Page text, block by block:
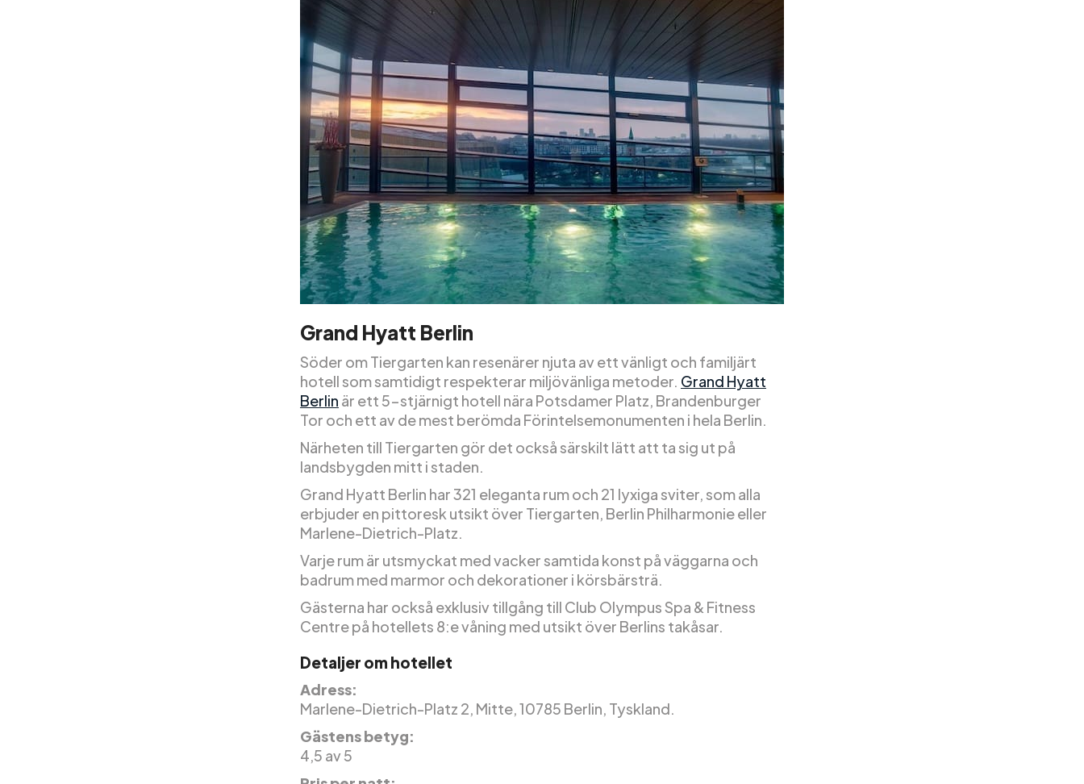
Grand Hyatt Berlin
Söder om Tiergarten kan resenärer njuta av ett vänligt och familjärt
hotell som samtidigt respekterar miljövänliga metoder. Grand Hyatt
Berlin är ett 5-stjärnigt hotell nära Potsdamer Platz, Brandenburger
Tor och ett av de mest berömda Förintelsemonumenten i hela Berlin.
Närheten till Tiergarten gör det också särskilt lätt att ta sig ut på
landsbygden mitt i staden.
Grand Hyatt Berlin har 321 eleganta rum och 21 lyxiga sviter, som alla
erbjuder en pittoresk utsikt över Tiergarten, Berlin Philharmonie eller
Marlene-Dietrich-Platz.
Varje rum är utsmyckat med vacker samtida konst på väggarna och
badrum med marmor och dekorationer i körsbärsträ.
Gästerna har också exklusiv tillgång till Club Olympus Spa & Fitness
Centre på hotellets 8:e våning med utsikt över Berlins takåsar.
Detaljer om hotellet
Adress:
Marlene-Dietrich-Platz 2, Mitte, 10785 Berlin, Tyskland.
Gästens betyg:
4,5 av 5